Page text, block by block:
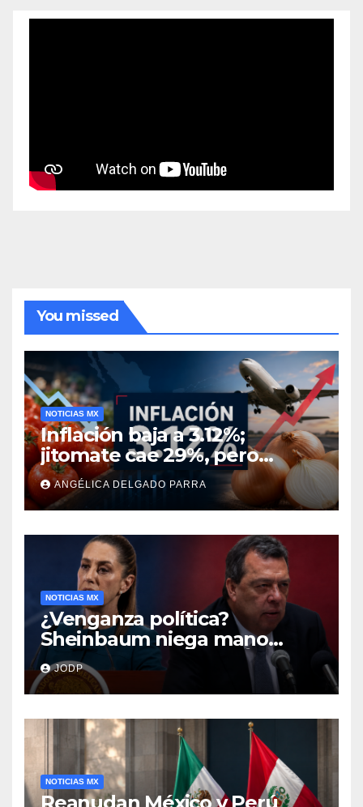
You missed
NOTICIAS MX
Inflación baja a 3.12%;
jitomate cae 29%, pero
cebolla y vuelos se
encarecen
ANGÉLICA DELGADO PARRA
NOTICIAS MX
¿Venganza política?
Sheinbaum niega mano
negra en captura de Ángel
Aguirre
JODP
NOTICIAS MX